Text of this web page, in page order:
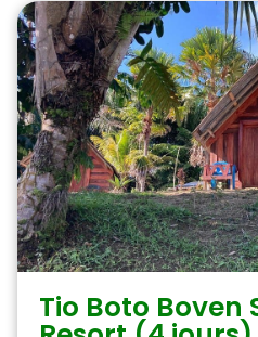
Tio Boto Boven